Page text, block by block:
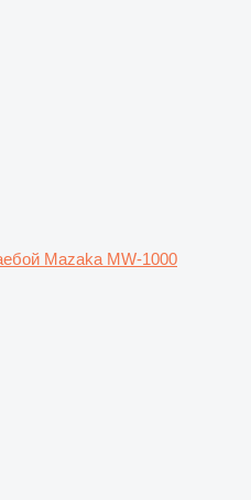
Mazaka MW-1000